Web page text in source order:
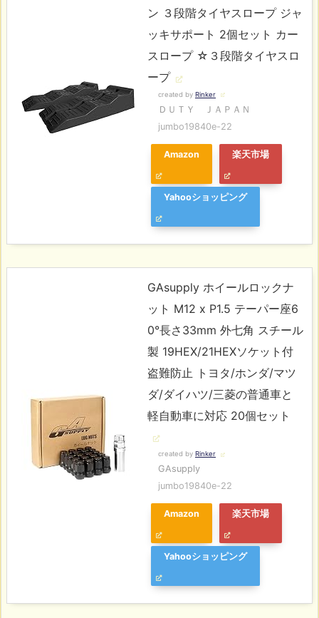
ン ３段階タイヤスロープ ジャ
ッキサポート 2個セット カー
スロープ ☆３段階タイヤスロ
ープ
created by Rinker
ＤＵＴＹ ＪＡＰＡＮ
jumbo19840e-22
Amazon 楽天市場
Yahooショッピング
GAsupply ホイールロックナ
ット M12 x P1.5 テーパー座6
0°長さ33mm 外七角 スチール
製 19HEX/21HEXソケット付
盗難防止 トヨタ/ホンダ/マツ
ダ/ダイハツ/三菱の普通車と
軽自動車に対応 20個セット
created by Rinker
GAsupply
jumbo19840e-22
Amazon 楽天市場
Yahooショッピング